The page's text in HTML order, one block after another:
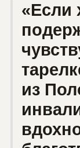
«Если
из